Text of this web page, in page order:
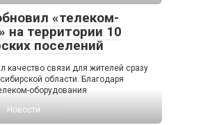
«телеком-
на территории 10
поселений
качество связи для жителей сразу
области. Благодаря
оборудования
Новости